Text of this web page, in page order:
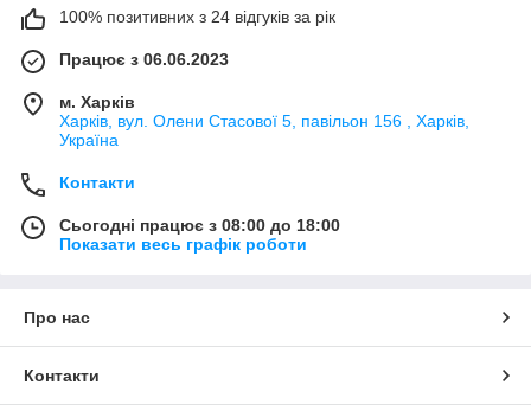
100% позитивних з 24 відгуків за рік
Працює з 06.06.2023
м. Харків
Харків, вул. Олени Стасової 5, павільон 156 , Харків,
Україна
Контакти
Сьогодні працює з 08:00 до 18:00
Показати весь графік роботи
Про нас
Контакти